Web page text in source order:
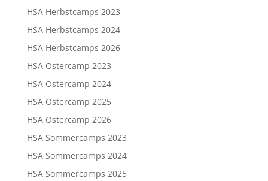
HSA Herbstcamps 2023
HSA Herbstcamps 2024
HSA Herbstcamps 2026
HSA Ostercamp 2023
HSA Ostercamp 2024
HSA Ostercamp 2025
HSA Ostercamp 2026
HSA Sommercamps 2023
HSA Sommercamps 2024
HSA Sommercamps 2025